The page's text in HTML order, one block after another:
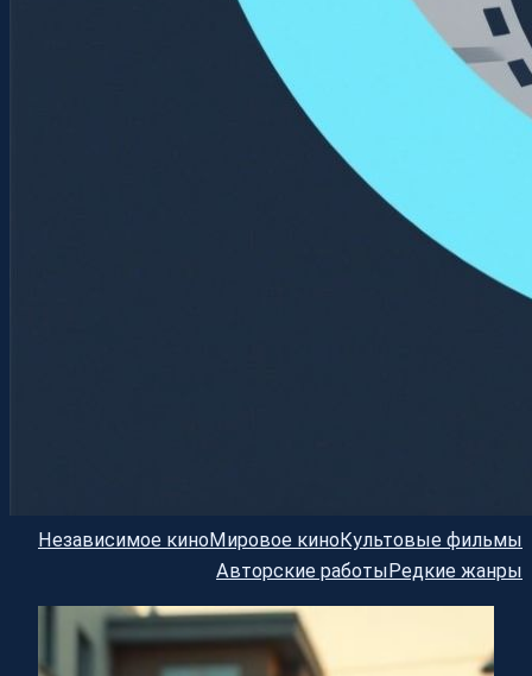
Независимое киноМировое киноКультовые фильмы
Авторские работыРедкие жанры